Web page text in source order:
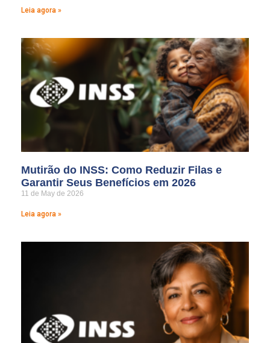
Leia agora »
Mutirão do INSS: Como Reduzir Filas e
Garantir Seus Benefícios em 2026
11 de May de 2026
Leia agora »